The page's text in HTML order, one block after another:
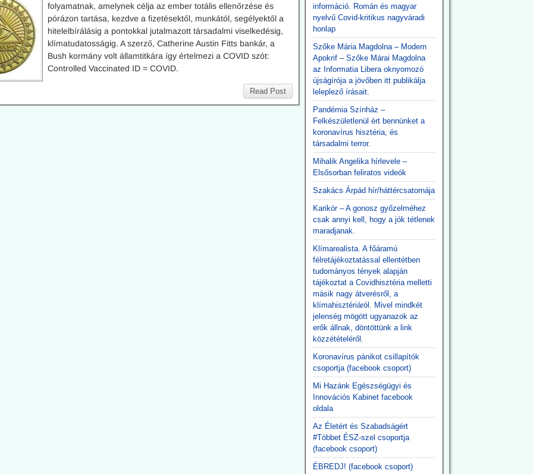
folyamatnak, amelynek célja az ember totális ellenőrzése és
pórázon tartása, kezdve a fizetésektől, munkától, segélyektől a
hitelelbírálásig a pontokkal jutalmazott társadalmi viselkedésig,
klímatudatosságig. A szerző, Catherine Austin Fitts bankár, a
Bush kormány volt államtitkára így értelmezi a COVID szót:
Controlled Vaccinated ID = COVID.
Read Post
információ. Román és magyar
nyelvű Covid-kritikus nagyváradi
honlap
Szőke Mária Magdolna – Modern
Apokrif – Szőke Márai Magdolna
az Informatia Libera oknyomozó
újságírója a jövőben itt publikálja
leleplező írásait.
Pandémia Színház –
Felkészületlenül ért bennünket a
koronavírus hisztéria, és
társadalmi terror.
Mihalik Angelika hírlevele –
Elsősorban feliratos videók
Szakács Árpád hír/háttércsatornája
Karikór – A gonosz győzelméhez
csak annyi kell, hogy a jók tétlenek
maradjanak.
Klímarealista. A főáramú
félretájékoztatással ellentétben
tudományos tények alapján
tájékoztat a Covidhisztéria melletti
másik nagy átverésről, a
klímahisztériáról. Mivel mindkét
jelenség mögött ugyanazok az
erők állnak, döntöttünk a link
közzétételéről.
Koronavírus pánikot csillapítók
csoportja (facebook csoport)
Mi Hazánk Egészségügyi és
Innovációs Kabinet facebook
oldala
Az Életért és Szabadságért
#Többet ÉSZ-szel csoportja
(facebook csoport)
ÉBREDJ! (facebook csoport)